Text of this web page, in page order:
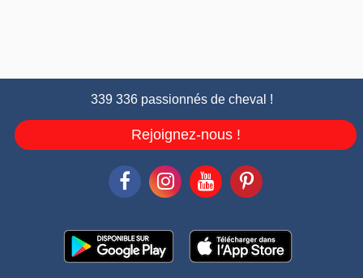
339 336 passionnés de cheval !
Rejoignez-nous !